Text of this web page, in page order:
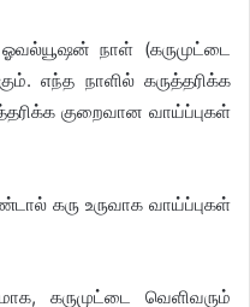
நாள் (கருமுட்டை
எந்த நாளில் கருத்தரிக்க
குறைவான வாய்ப்புகள்
கரு உருவாக வாய்ப்புகள்
கருமுட்டை வெளிவரும்